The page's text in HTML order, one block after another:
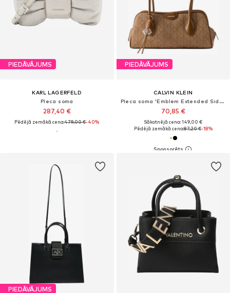
PIEDĀVĀJUMS
KARL LAGERFELD
Pleca soma
287,40 €
Pēdējā zemākā cena:479,00 €-40%
PIEDĀVĀJUMS
CALVIN KLEIN
Pleca soma 'Emblem Extended Side Shoulder'
70,85 €
Sākotnējā cena: 149,00 €
Pēdējā zemākā cena:87,20 €-18%
PIEDĀVĀJUMS